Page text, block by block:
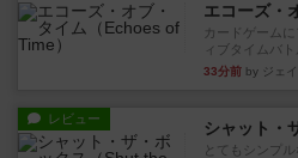
エコーズ・
カードゲーム
ィブタイムバ
33分前 by ジェイ
レビュー シャット・
とてもシンプ